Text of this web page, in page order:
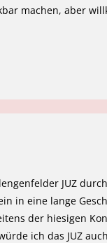
machen, aber
JUZ
in eine lange
der hiesigen
ich das JUZ